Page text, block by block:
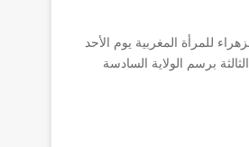
للمرأة المغربية يوم الأحد
دورته الثالثة برسم الولاية السادسة